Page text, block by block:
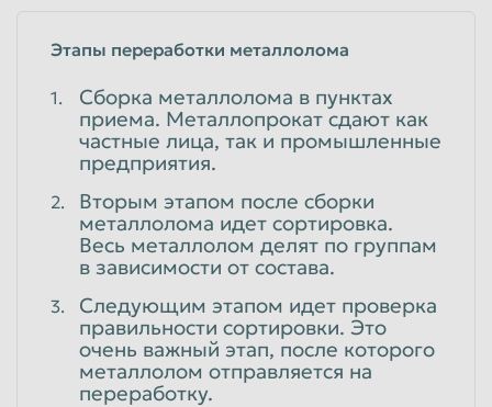
Этапы переработки металлолома
Сборка металлолома в пунктах
приема. Металлопрокат сдают как
частные лица, так и промышленные
предприятия.
Вторым этапом после сборки
металлолома идет сортировка.
Весь металлолом делят по группам
в зависимости от состава.
Следующим этапом идет проверка
правильности сортировки. Это
очень важный этап, после которого
металлолом отправляется на
переработку.